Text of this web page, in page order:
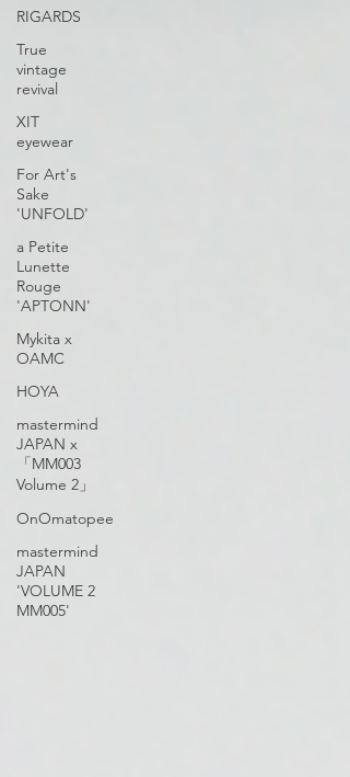
RIGARDS
True
vintage
revival
XIT
eyewear
For Art's
Sake
'UNFOLD'
a Petite
Lunette
Rouge
'APTONN'
Mykita x
OAMC
HOYA
mastermind
JAPAN x
「MM003
Volume 2」
OnOmatopee
mastermind
JAPAN
'VOLUME 2
MM005'